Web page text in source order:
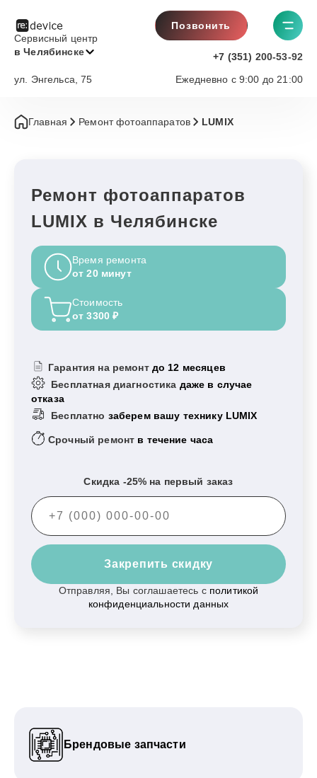
Сервисный центр
в Челябинске
Позвонить
+7 (351) 200-53-92
Ежедневно с 9:00 до 21:00
ул. Энгельса, 75
Главная Ремонт фотоаппаратов LUMIX
Ремонт фотоаппаратов
LUMIX в Челябинске
Время ремонта
от 20 минут
Стоимость
от 3300 ₽
Гарантия на ремонт до 12 месяцев
Бесплатная диагностика даже в случае
отказа
Бесплатно заберем вашу технику LUMIX
Срочный ремонт в течение часа
Скидка -25% на первый заказ
Закрепить скидку
Отправляя, Вы соглашаетесь с политикой
конфиденциальности данных
Брендовые запчасти